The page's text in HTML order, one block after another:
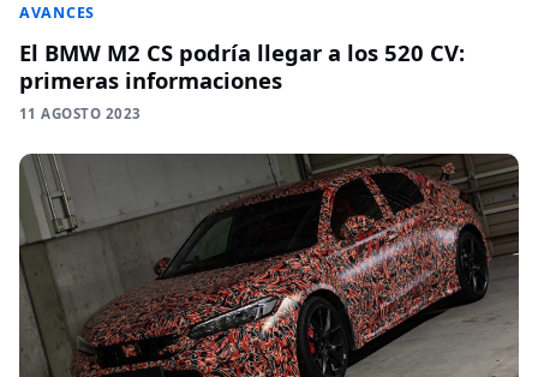
AVANCES
El BMW M2 CS podría llegar a los 520 CV:
primeras informaciones
11 AGOSTO 2023